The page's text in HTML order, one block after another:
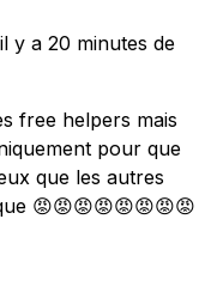
il y a 20 minutes de
free helpers mais
pour que
que les autres
😡😡😡😡😡😡😡😡